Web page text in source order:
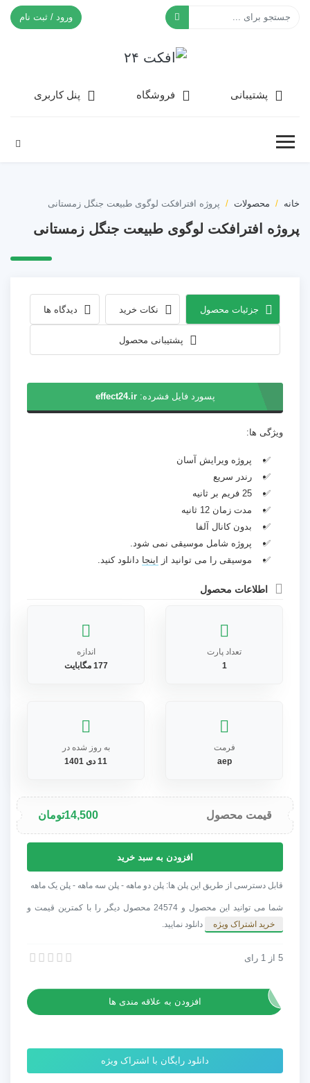
ورود / ثبت نام
پشتیبانی فروشگاه پنل کاربری
خانه محصولات پروژه افترافکت لوگوی طبیعت جنگل زمستانی
پروژه افترافکت لوگوی طبیعت جنگل زمستانی
جزئیات محصول نکات خرید دیدگاه ها
پشتیبانی محصول
پسورد فایل فشرده:effect24.ir
ویژگی ها:
پروژه ویرایش آسان
رندر سریع
25 فریم بر ثانیه
مدت زمان 12 ثانیه
بدون کانال آلفا
پروژه شامل موسیقی نمی شود.
موسیقی را می توانید از اینجا دانلود کنید.
اطلاعات محصول
تعداد پارت
1
اندازه
177 مگابایت
فرمت
aep
به روز شده در
11 دی 1401
قیمت محصول 14,500تومان
افترافکت
لوگوی
زمستانی
افزودن به سبد خرید
قابل دسترسی از طریق این پلن ها: پلن دو ماهه - پلن سه ماهه - پلن یک ماهه
شما می توانید این محصول و 24574 محصول دیگر را با کمترین قیمت و
خرید اشتراک ویژه
دانلود نمایید.
پروژه افترافکت لوگوی طبیعت جنگل زمستانی
5 از 1 رای
افزودن به علاقه مندی ها
دانلود رایگان با اشتراک ویژه